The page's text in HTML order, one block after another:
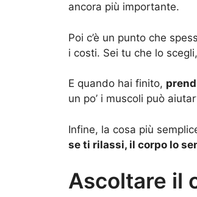
ancora più importante.
Poi c’è un punto che
i costi. Sei tu che lo
E quando hai finito,
un po’ i muscoli può
Infine, la cosa più
se ti rilassi, il corpo lo
Ascoltare il